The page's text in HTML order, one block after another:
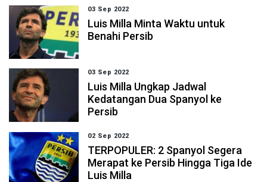
03 Sep 2022
Luis Milla Minta Waktu untuk
Benahi Persib
03 Sep 2022
Luis Milla Ungkap Jadwal
Kedatangan Dua Spanyol ke
Persib
02 Sep 2022
TERPOPULER: 2 Spanyol Segera
Merapat ke Persib Hingga Tiga Ide
Luis Milla